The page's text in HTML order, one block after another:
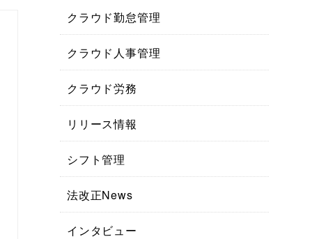
クラウド勤怠管理
クラウド人事管理
クラウド労務
リリース情報
シフト管理
法改正News
インタビュー